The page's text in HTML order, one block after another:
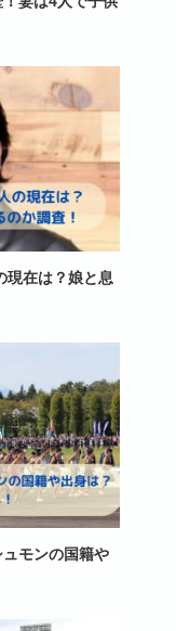
現在は？娘と息
ュモンの国籍や